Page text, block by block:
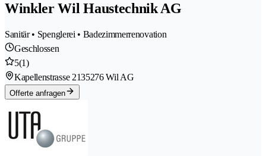
Winkler Wil Haustechnik AG
Sanitär • Spenglerei • Badezimmerrenovation
Geschlossen
5(1)
Kapellenstrasse 2135276 Wil AG
Offerte anfragen